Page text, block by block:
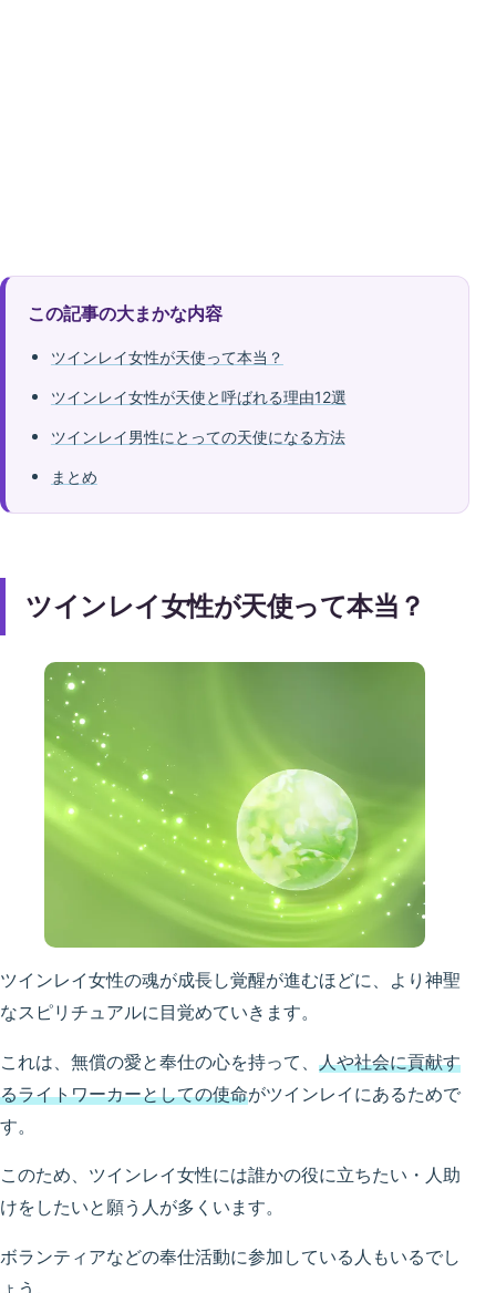
この記事の大まかな内容
ツインレイ女性が天使って本当？
ツインレイ女性が天使と呼ばれる理由12選
ツインレイ男性にとっての天使になる方法
まとめ
ツインレイ女性が天使って本当？
ツインレイ女性の魂が成長し覚醒が進むほどに、より神聖
なスピリチュアルに目覚めていきます。
これは、無償の愛と奉仕の心を持って、 人や社会に貢献す
るライトワーカーとしての使命がツインレイにあるためで
す。
このため、ツインレイ女性には誰かの役に立ちたい・人助
けをしたいと願う人が多くいます。
ボランティアなどの奉仕活動に参加している人もいるでし